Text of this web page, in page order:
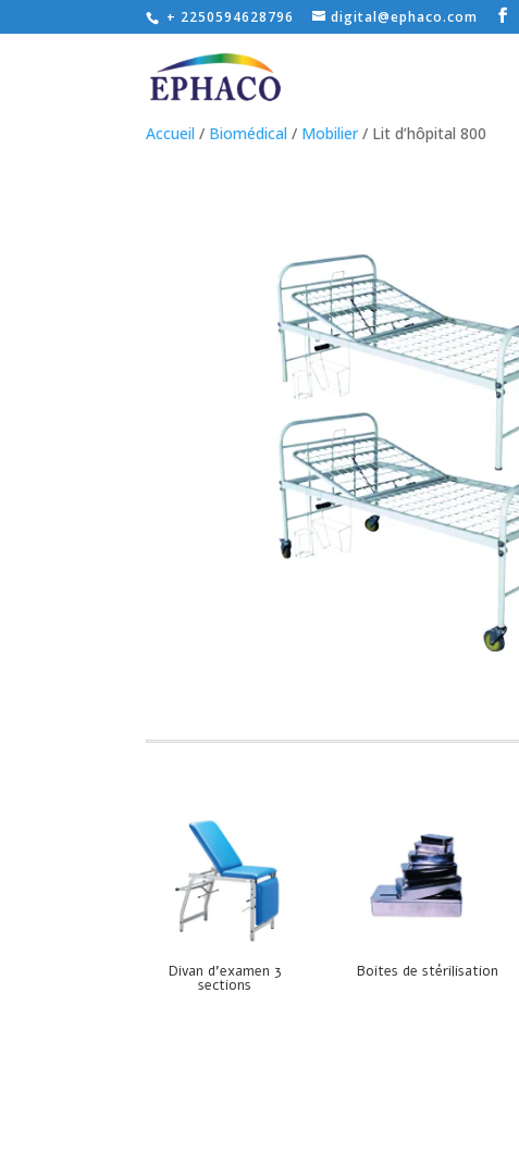
+ 2250594628796 digital@ephaco.com
Accueil / Biomédical / Mobilier/ Lit d’hôpital 800
Divan d’examen 3
sections
Boites de stérilisation